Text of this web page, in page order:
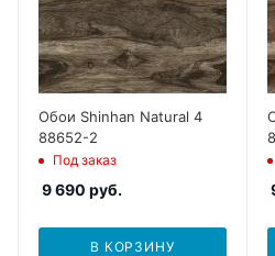
Обои Shinhan Natural 4
88652-2
Под заказ
9 690 руб.
В КОРЗИНУ